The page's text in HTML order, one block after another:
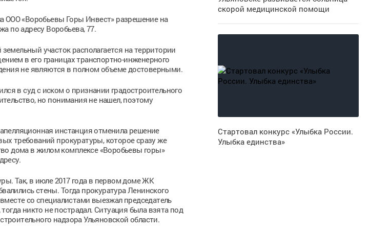
ООО «Воробьевы Горы Инвест» разрешение на
по адресу Воробьева, 77.
участок располагается на территории
в его границах транспортно-инженерного
не являются в полном объеме достоверными.
в суд с иском о признании градостроительного
но понимания не нашел, поэтому
инстанция отменила решение
требований прокуратуры, которое сразу же
дома в жилом комплексе «Воробьевы горы»
Так, в июле 2017 года в первом доме ЖК
стены. Тогда прокуратура Ленинского
со специалистами выезжал председатель
никто не пострадал. Ситуация была взята под
надзора Ульяновской области.
скорой медицинской помощи
Стартовал конкурс «Улыбка России.
Улыбка единства»